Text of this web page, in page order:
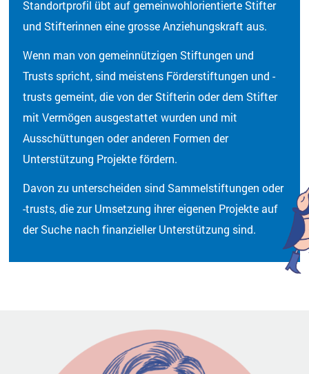
Standortprofil übt auf gemeinwohlorientierte Stifter
und Stifterinnen eine grosse Anziehungskraft aus.
Wenn man von gemeinnützigen Stiftungen und
Trusts spricht, sind meistens Förderstiftungen und -
trusts gemeint, die von der Stifterin oder dem Stifter
mit Vermögen ausgestattet wurden und mit
Ausschüttungen oder anderen Formen der
Unterstützung Projekte fördern.
Davon zu unterscheiden sind Sammelstiftungen oder
-trusts, die zur Umsetzung ihrer eigenen Projekte auf
der Suche nach finanzieller Unterstützung sind.